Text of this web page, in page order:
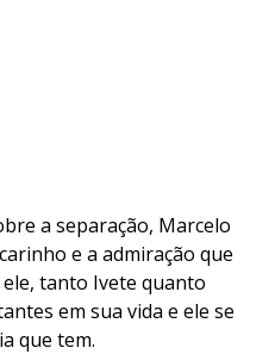
a separação, Marcelo
e a admiração que
tanto Ivete quanto
em sua vida e ele se
que tem.